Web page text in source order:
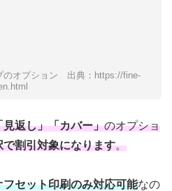
のオプション 出典：https://fine-
見返し」「カバー」のオプショ
割引対象になります。
フセット印刷のみ対応可能なの